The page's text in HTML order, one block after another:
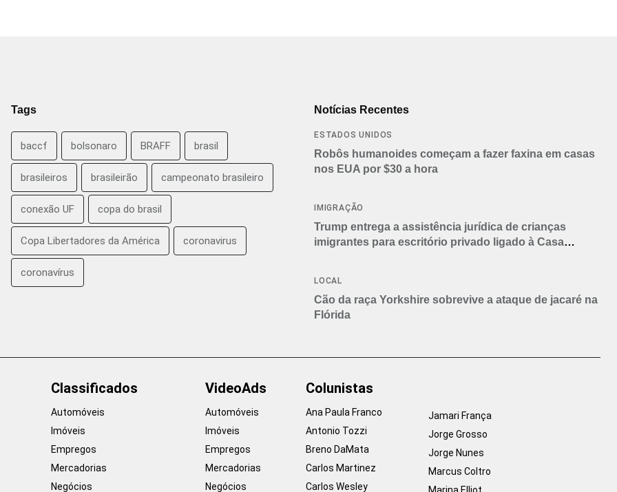
Tags
baccf bolsonaro BRAFF brasil
brasileiros brasileirão campeonato brasileiro
conexão UF copa do brasil
Copa Libertadores da América coronavirus
coronavírus
Notícias Recentes
ESTADOS UNIDOS
Robôs humanoides começam a fazer faxina em casas
nos EUA por $30 a hora
IMIGRAÇÃO
Trump entrega a assistência jurídica de crianças
imigrantes para escritório privado ligado à Casa
LOCAL
Cão da raça Yorkshire sobrevive a ataque de jacaré na
Flórida
Classificados
Automóveis
Imóveis
Empregos
Mercadorias
Negócios
VideoAds
Automóveis
Imóveis
Empregos
Mercadorias
Negócios
Colunistas
Ana Paula Franco
Antonio Tozzi
Breno DaMata
Carlos Martinez
Carlos Wesley
Jamari França
Jorge Grosso
Jorge Nunes
Marcus Coltro